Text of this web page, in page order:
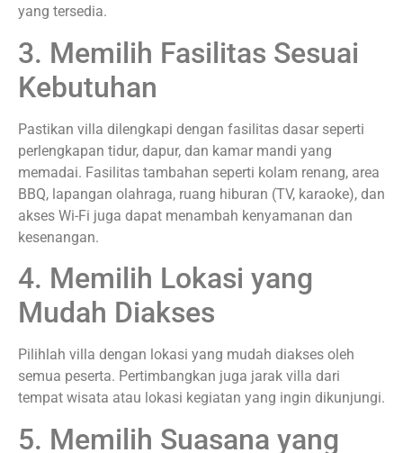
yang tersedia.
3. Memilih Fasilitas Sesuai
Kebutuhan
Pastikan villa dilengkapi dengan fasilitas dasar seperti
perlengkapan tidur, dapur, dan kamar mandi yang
memadai. Fasilitas tambahan seperti kolam renang, area
BBQ, lapangan olahraga, ruang hiburan (TV, karaoke), dan
akses Wi-Fi juga dapat menambah kenyamanan dan
kesenangan.
4. Memilih Lokasi yang
Mudah Diakses
Pilihlah villa dengan lokasi yang mudah diakses oleh
semua peserta. Pertimbangkan juga jarak villa dari
tempat wisata atau lokasi kegiatan yang ingin dikunjungi.
5. Memilih Suasana yang